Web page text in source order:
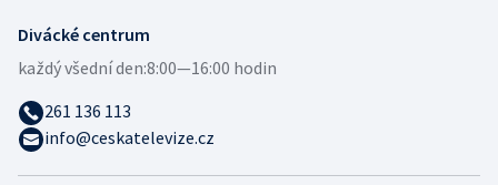
Divácké centrum
každý všední den:8:00—16:00 hodin
261 136 113
info@ceskatelevize.cz